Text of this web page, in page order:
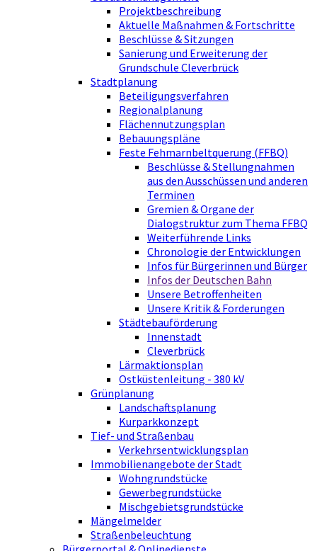
Projektbeschreibung
Aktuelle Maßnahmen & Fortschritte
Beschlüsse & Sitzungen
Sanierung und Erweiterung der
Grundschule Cleverbrück
Stadtplanung
Beteiligungsverfahren
Regionalplanung
Flächennutzungsplan
Bebauungspläne
Feste Fehmarnbeltquerung (FFBQ)
Beschlüsse & Stellungnahmen
aus den Ausschüssen und anderen
Terminen
Gremien & Organe der
Dialogstruktur zum Thema FFBQ
Weiterführende Links
Chronologie der Entwicklungen
Infos für Bürgerinnen und Bürger
Infos der Deutschen Bahn
Unsere Betroffenheiten
Unsere Kritik & Forderungen
Städtebauförderung
Innenstadt
Cleverbrück
Lärmaktionsplan
Ostküstenleitung - 380 kV
Grünplanung
Landschaftsplanung
Kurparkkonzept
Tief- und Straßenbau
Verkehrsentwicklungsplan
Immobilienangebote der Stadt
Wohngrundstücke
Gewerbegrundstücke
Mischgebietsgrundstücke
Mängelmelder
Straßenbeleuchtung